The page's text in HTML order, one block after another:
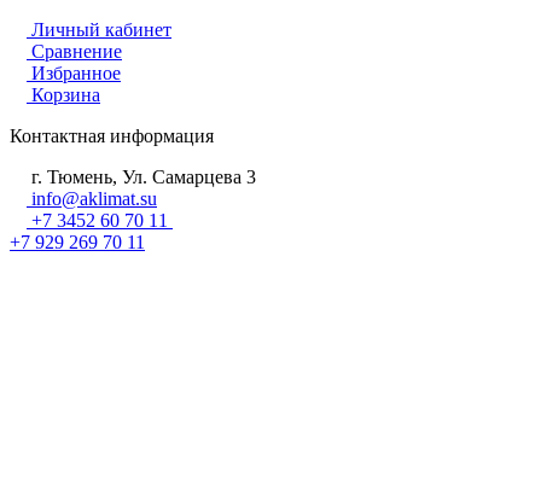
Личный кабинет
Сравнение
Избранное
Корзина
Контактная информация
г. Тюмень, Ул. Самарцева 3
info@aklimat.su
+7 3452 60 70 11
+7 929 269 70 11